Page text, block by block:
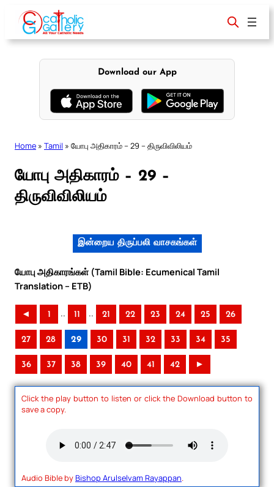
content
Download our App
Home » Tamil » யோபு அதிகாரம் – 29 – திருவிவிலியம்
யோபு அதிகாரம் – 29 –
திருவிவிலியம்
இன்றைய திருப்பலி வாசகங்கள்
யோபு அதிகாரங்கள் (Tamil Bible: Ecumenical Tamil
Translation – ETB)
◄ 1 .. 11 .. 21 22 23 24 25 26
27 28 29 30 31 32 33 34 35
36 37 38 39 40 41 42 ►
Click the play button to listen or click the Download button to
save a copy.
Audio Bible byBishop Arulselvam Rayappan.